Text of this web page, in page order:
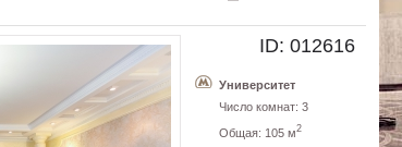
ID: 012616
Университет
Число комнат: 3
Общая: 105 м2